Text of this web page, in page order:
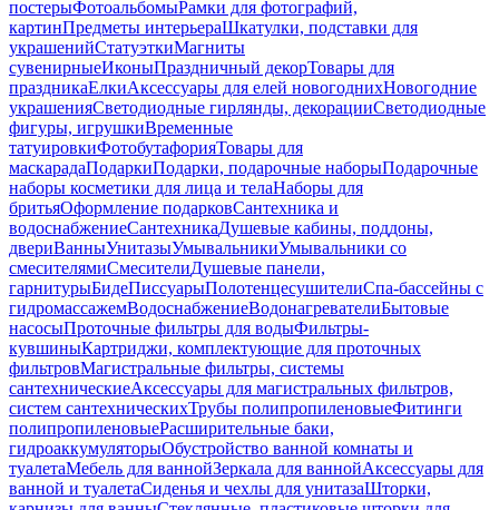
постерыФотоальбомыРамки для фотографий,
картинПредметы интерьераШкатулки, подставки для
украшенийСтатуэткиМагниты
сувенирныеИконыПраздничный декорТовары для
праздникаЕлкиАксессуары для елей новогоднихНовогодние
украшенияСветодиодные гирлянды, декорацииСветодиодные
фигуры, игрушкиВременные
татуировкиФотобутафорияТовары для
маскарадаПодаркиПодарки, подарочные наборыПодарочные
наборы косметики для лица и телаНаборы для
бритьяОформление подарковСантехника и
водоснабжениеСантехникаДушевые кабины, поддоны,
двериВанныУнитазыУмывальникиУмывальники со
смесителямиСмесителиДушевые панели,
гарнитурыБидеПиссуарыПолотенцесушителиСпа-бассейны с
гидромассажемВодоснабжениеВодонагревателиБытовые
насосыПроточные фильтры для водыФильтры-
кувшиныКартриджи, комплектующие для проточных
фильтровМагистральные фильтры, системы
сантехническиеАксессуары для магистральных фильтров,
систем сантехническихТрубы полипропиленовыеФитинги
полипропиленовыеРасширительные баки,
гидроаккумуляторыОбустройство ванной комнаты и
туалетаМебель для ваннойЗеркала для ваннойАксессуары для
ванной и туалетаСиденья и чехлы для унитазаШторки,